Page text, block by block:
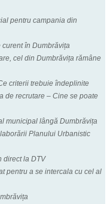
pentru campania din
în Dumbrăvița
cel din Dumbrăvița rămâne
criterii trebuie îndeplinite
de recrutare – Cine se poate
municipal lângă Dumbrăvița
Planului Urbanistic
direct la DTV
pentru a se intercala cu cel al